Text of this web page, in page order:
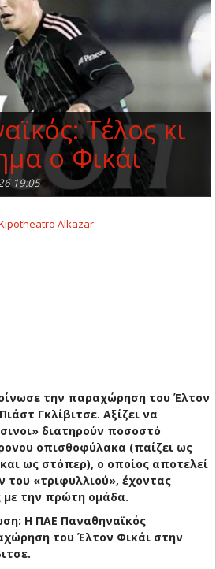
Τέλος κι
ο Φικάι
19:05
την παραχώρηση του Έλτον
Γκλίβιτσε. Αξίζει να
διατηρούν ποσοστό
οπισθοφύλακα (παίζει ως
ως στόπερ), ο οποίος αποτελεί
«τριφυλλιού», έχοντας
με την πρώτη ομάδα.
H ΠΑΕ Παναθηναϊκός
του Έλτον Φικάι στην